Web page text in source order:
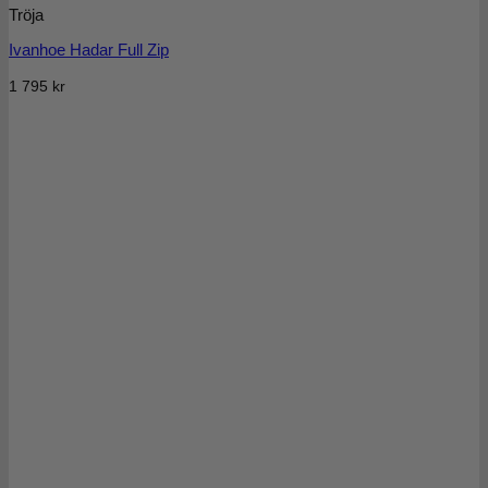
Tröja
Ivanhoe Hadar Full Zip
1 795 kr